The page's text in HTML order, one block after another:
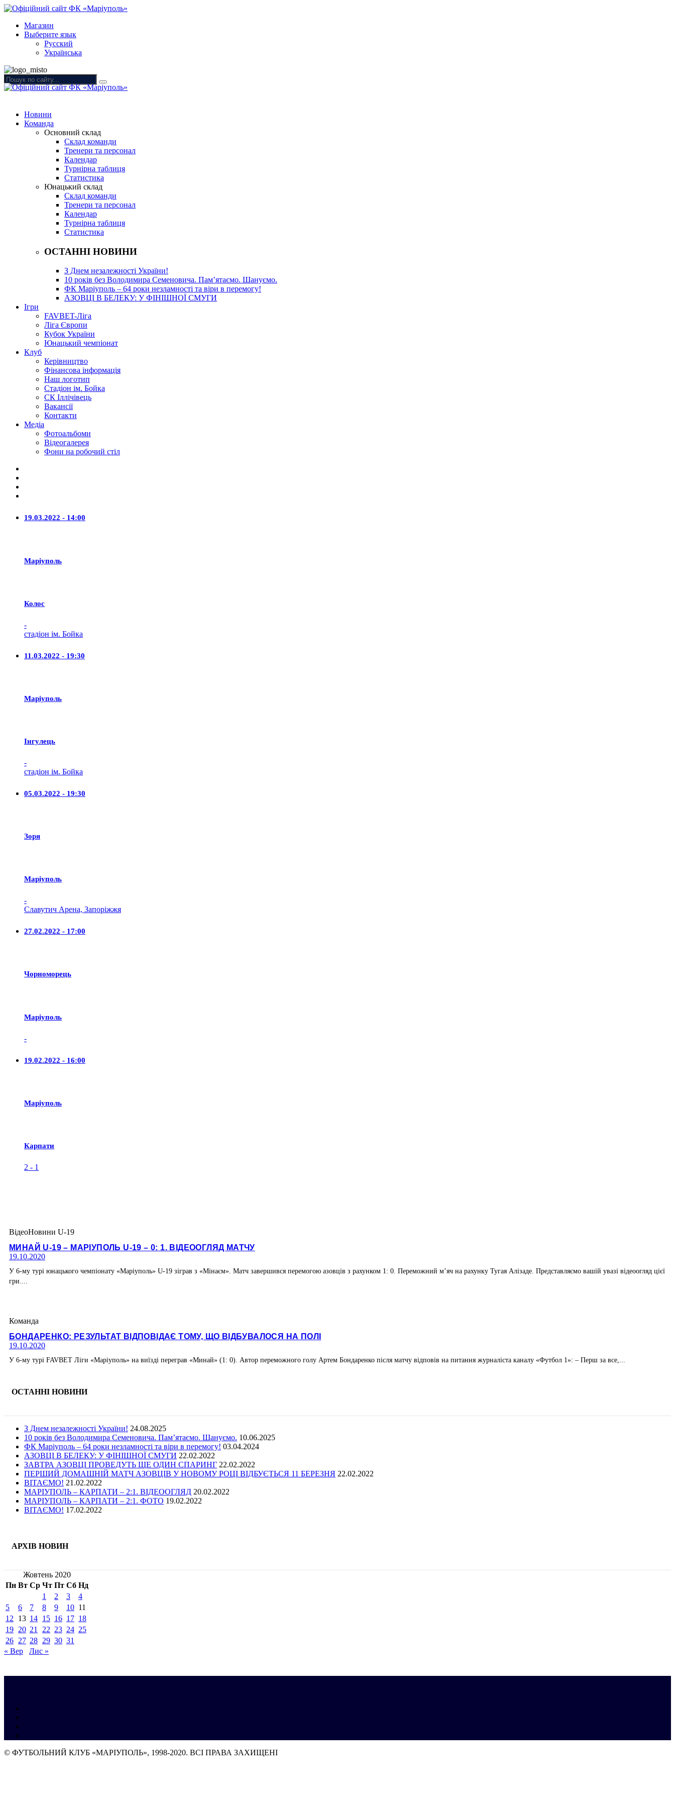
Магазин
Выберите язык
Русский
Українська
Новини
Команда
Основний склад
Склад команди
Тренери та персонал
Календар
Турнірна таблиця
Статистика
Юнацький склад
Склад команди
Тренери та персонал
Календар
Турнірна таблиця
Статистика
ОСТАННІ НОВИНИ
З Днем незалежності України!
10 років без Володимира Семеновича. Пам’ятаємо. Шануємо.
ФК Маріуполь – 64 роки незламності та віри в перемогу!
АЗОВЦІ В БЕЛЕКУ: У ФІНІШНОЇ СМУГИ
Ігри
FAVBET-Ліга
Ліга Європи
Кубок України
Юнацький чемпіонат
Клуб
Керівництво
Фінансова інформація
Наш логотип
Стадіон ім. Бойка
СК Іллічівець
Вакансії
Контакти
Медіа
Фотоальбоми
Відеогалерея
Фони на робочий стіл
19.03.2022 - 14:00
Маріуполь
Колос
-
стадіон ім. Бойка
11.03.2022 - 19:30
Маріуполь
Iнгулець
-
стадіон ім. Бойка
05.03.2022 - 19:30
Зоря
Маріуполь
-
Славутич Арена, Запоріжжя
27.02.2022 - 17:00
Чорноморець
Маріуполь
-
19.02.2022 - 16:00
Маріуполь
Карпати
2 - 1
ВідеоНовини U-19
МИНАЙ U-19 – МАРІУПОЛЬ U-19 – 0: 1. ВІДЕООГЛЯД МАТЧУ
19.10.2020
У 6-му турі юнацького чемпіонату «Маріуполь» U-19 зіграв з «Мінаєм». Матч завершився перемогою азовців з рахунком 1: 0. Переможний м’яч на рахунку Тугая Алізаде. Представляємо вашій увазі відеоогляд цієї
гри....
Команда
БОНДАРЕНКО: РЕЗУЛЬТАТ ВІДПОВІДАЄ ТОМУ, ЩО ВІДБУВАЛОСЯ НА ПОЛІ
19.10.2020
У 6-му турі FAVBET Ліги «Маріуполь» на виїзді переграв «Минай» (1: 0). Автор переможного голу Артем Бондаренко після матчу відповів на питання журналіста каналу «Футбол 1»: – Перш за все,...
ОСТАННІ НОВИНИ
З Днем незалежності України! 24.08.2025
10 років без Володимира Семеновича. Пам’ятаємо. Шануємо. 10.06.2025
ФК Маріуполь – 64 роки незламності та віри в перемогу! 03.04.2024
АЗОВЦІ В БЕЛЕКУ: У ФІНІШНОЇ СМУГИ 22.02.2022
ЗАВТРА АЗОВЦІ ПРОВЕДУТЬ ЩЕ ОДИН СПАРИНГ 22.02.2022
ПЕРШИЙ ДОМАШНІЙ МАТЧ АЗОВЦІВ У НОВОМУ РОЦІ ВІДБУЄТЬСЯ 11 БЕРЕЗНЯ 22.02.2022
ВІТАЄМО! 21.02.2022
МАРІУПОЛЬ – КАРПАТИ – 2:1. ВІДЕООГЛЯД 20.02.2022
МАРІУПОЛЬ – КАРПАТИ – 2:1. ФОТО 19.02.2022
ВІТАЄМО! 17.02.2022
АРХІВ НОВИН
Жовтень 2020
Пн Вт Ср Чт Пт Сб Нд
1
2 3
4
5
6 7 8 9 10 11
12 13 14 15 16 17 18
19 20 21 22 23 24 25
26 27 28 29 30 31
« Вер
Лис »
© ФУТБОЛЬНИЙ КЛУБ «МАРІУПОЛЬ», 1998-2020. ВСІ ПРАВА ЗАХИЩЕНІ